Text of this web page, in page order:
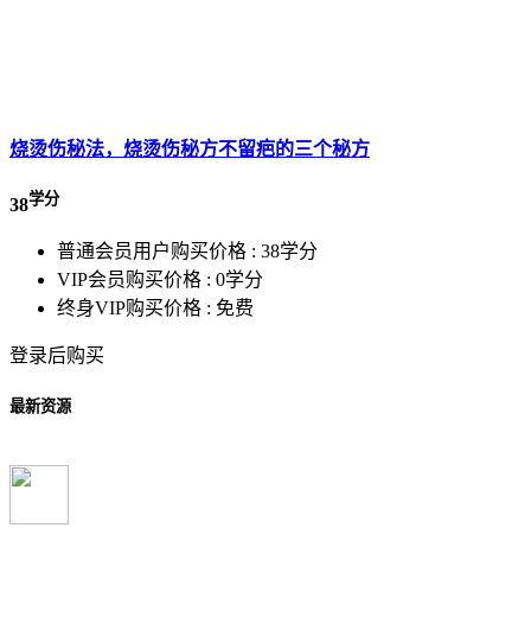
烧烫伤秘法，烧烫伤秘方不留疤的三个秘方
38学分
普通会员用户购买价格 : 38学分
VIP会员购买价格 : 0学分
终身VIP购买价格 : 免费
登录后购买
最新资源